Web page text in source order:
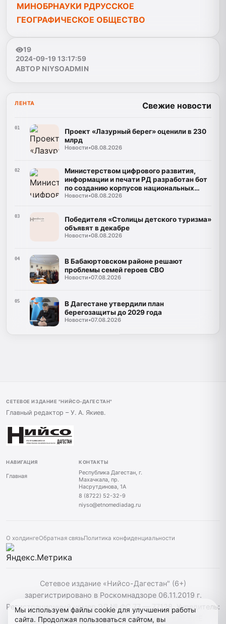
МИНОБРНАУКИ РДРУССКОЕ
ГЕОГРАФИЧЕСКОЕ ОБЩЕСТВО
19
2024-09-19 13:17:59
АВТОР NIYSOADMIN
ЛЕНТА Свежие новости
01
Проект «Лазурный берег» оценили в 230
млрд
Новости•08.08.2026
02
Министерством цифрового развития,
информации и печати РД разработан бот
по созданию корпусов национальных
языков
Новости•08.08.2026
03
Победителя «Столицы детского туризма»
объявят в декабре
Новости•08.08.2026
04
В Бабаюртовском районе решают
проблемы семей героев СВО
Новости•07.08.2026
05
В Дагестане утвердили план
берегозащиты до 2029 года
Новости•07.08.2026
СЕТЕВОЕ ИЗДАНИЕ "НИЙСО-ДАГЕСТАН"
Главный редактор – У. А. Якиев.
НАВИГАЦИЯ
Главная
КОНТАКТЫ
Республика Дагестан, г.
Махачкала, пр.
Насрутдинова, 1А
8 (8722) 52-32-9
niyso@etnomediadag.ru
О холдингеОбратная связьПолитика конфиденциальности
Сетевое издание «Нийсо-Дагестан" (6+)
зарегистрировано в Роскомнадзоре 06.11.2019 г.
Регистрационный номер ЭЛ № ФС 77 — 77128. Учредитель:
ГОСУДАРСТВЕННОЕ БЮДЖЕТНОЕ УЧРЕЖДЕНИЕ
Мы используем файлы cookie для улучшения работы
сайта. Продолжая пользоваться сайтом, вы